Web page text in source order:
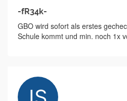
-fR34k-
GBO wird sofort als erstes
Schule kommt und min. noch 1x